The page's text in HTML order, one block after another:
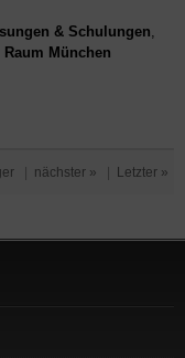
& Schulungen
München
| nächster » | Letzter »